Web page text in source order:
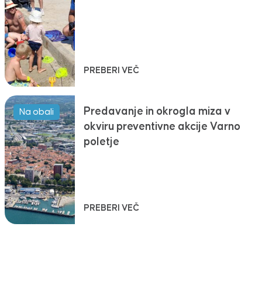
PREBERI VEČ
Na obali
Predavanje in okrogla miza v
okviru preventivne akcije Varno
poletje
PREBERI VEČ